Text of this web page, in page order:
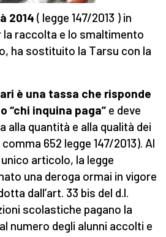
2014 ( legge 147/2013 ) in
la raccolta e lo smaltimento
ha sostituito la Tarsu con la
è una tassa che risponde
“chi inquina paga” e deve
alla quantità e alla qualità dei
652 legge 147/2013). Al
articolo, la legge
una deroga ormai in vigore
dall’art. 33 bis del d.l.
scolastiche pagano la
numero degli alunni accolti e